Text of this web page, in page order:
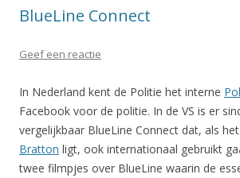
BlueLine Connect
Geef een reactie
In Nederland kent de Politie het interne
Facebook voor de politie. In de VS is er
vergelijkbaar BlueLine Connect dat, als
Bratton ligt, ook internationaal gebruikt
twee filmpjes over BlueLine waarin de